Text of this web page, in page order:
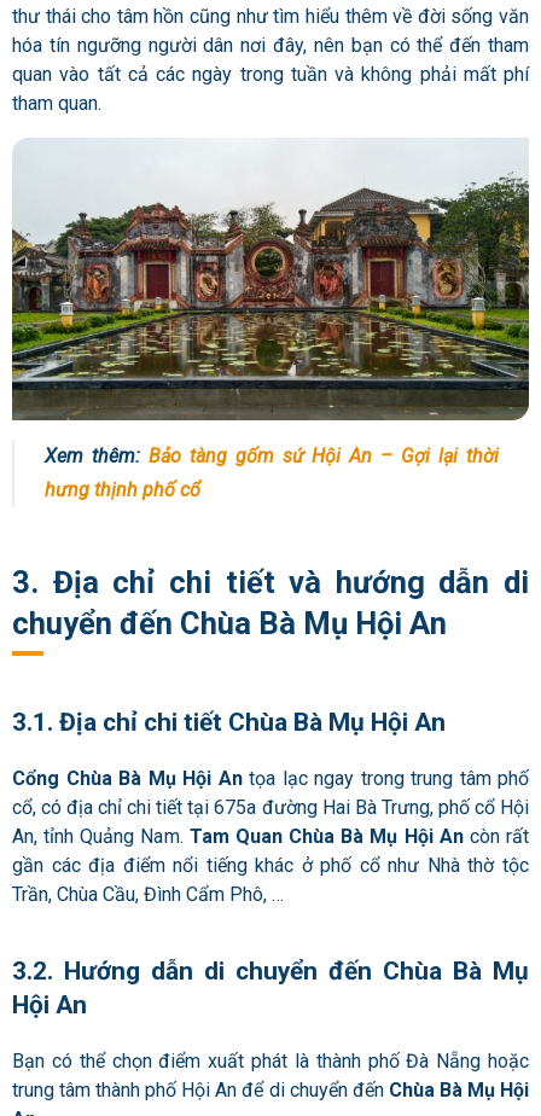
thư thái cho tâm hồn cũng như tìm hiểu thêm về đời sống văn
hóa tín ngưỡng người dân nơi đây, nên bạn có thể đến tham
quan vào tất cả các ngày trong tuần và không phải mất phí
tham quan.
Xem thêm: Bảo tàng gốm sứ Hội An – Gợi lại thời
hưng thịnh phố cổ
3. Địa chỉ chi tiết và hướng dẫn di
chuyển đến Chùa Bà Mụ Hội An
3.1. Địa chỉ chi tiết Chùa Bà Mụ Hội An
Cổng Chùa Bà Mụ Hội Antọa lạc ngay trong trung tâm phố
cổ, có địa chỉ chi tiết tại 675a đường Hai Bà Trưng, phố cổ Hội
An, tỉnh Quảng Nam. Tam Quan Chùa Bà Mụ Hội Ancòn rất
gần các địa điểm nổi tiếng khác ở phố cổ như Nhà thờ tộc
Trần, Chùa Cầu, Đình Cẩm Phô, …
3.2. Hướng dẫn di chuyển đến Chùa Bà Mụ
Hội An
Bạn có thể chọn điểm xuất phát là thành phố Đà Nẵng hoặc
trung tâm thành phố Hội An để di chuyển đến Chùa Bà Mụ Hội